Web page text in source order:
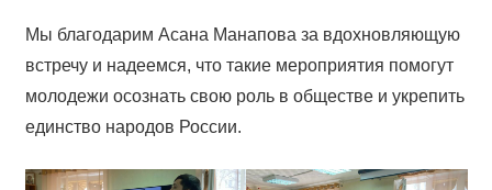
Мы благодарим Асана Манапова за вдохновляющую
встречу и надеемся, что такие мероприятия помогут
молодежи осознать свою роль в обществе и укрепить
единство народов России.